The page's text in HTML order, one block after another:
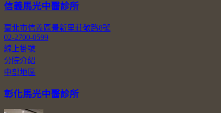
信義馬光中醫診所
臺北市信義區景新里莊敬路8號
02-2700-0599
線上掛號
分院介紹
中部地區
彰化馬光中醫診所